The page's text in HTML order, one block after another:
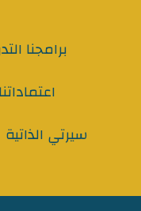
برامجنا
اعتماداتنا
سيرتي الذاتية